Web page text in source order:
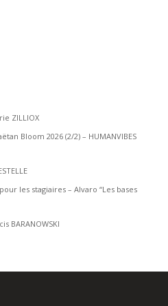
ZILLIOX
Bloom 2026 (2/2) – HUMANVIBES
les stagiaires – Alvaro “Les bases
BARANOWSKI